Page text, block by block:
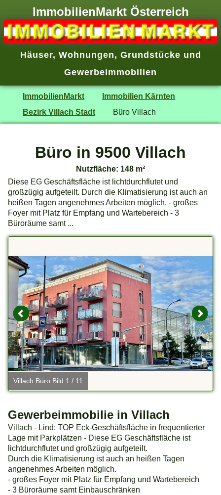
ImmobilienMarkt Österreich
Häuser, Wohnungen, Grundstücke und
Gewerbeimmobilien
ImmobilienMarkt
Immobilien Kärnten
Bezirk Villach Stadt
Büro Villach
Büro in 9500 Villach
Nutzfläche: 148 m²
Diese EG Geschäftsfläche ist lichtdurchflutet und
großzügig aufgeteilt. Durch die Klimatisierung ist auch an
heißen Tagen angenehmes Arbeiten möglich. - großes
Foyer mit Platz für Empfang und Wartebereich - 3
Büroräume samt ...
Villach Büro Bild 1 / 11
Gewerbeimmobilie in Villach
Villach - Lind: TOP Eck-Geschäftsfläche in frequentierter
Lage mit Parkplätzen - Diese EG Geschäftsfläche ist
lichtdurchflutet und großzügig aufgeteilt.
Durch die Klimatisierung ist auch an heißen Tagen
angenehmes Arbeiten möglich.
- großes Foyer mit Platz für Empfang und Wartebereich
- 3 Büroräume samt Einbauschränken